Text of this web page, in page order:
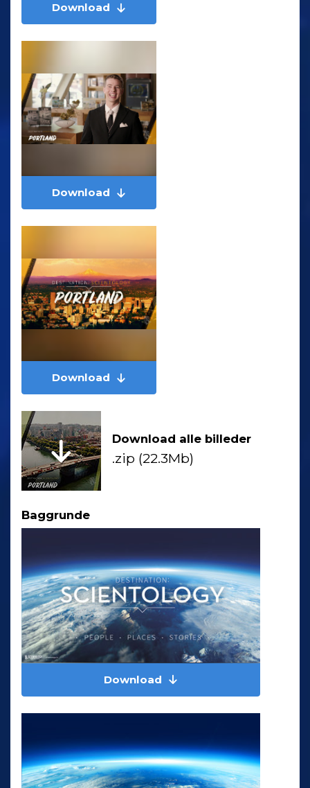
Download
Download
Download
Download alle billeder
.zip (22.3Mb)
Baggrunde
Download